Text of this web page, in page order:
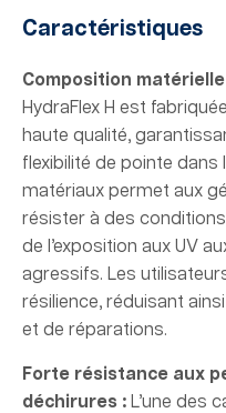
Caractéristiques
Composition
HydraFlex H est
haute qualité,
flexibilité de pointe dans
matériaux permet aux
résister à des
de l’exposition aux UV
agressifs. Les
résilience, réduisant
et de réparations.
Forte résistance aux
déchirures : L’une des